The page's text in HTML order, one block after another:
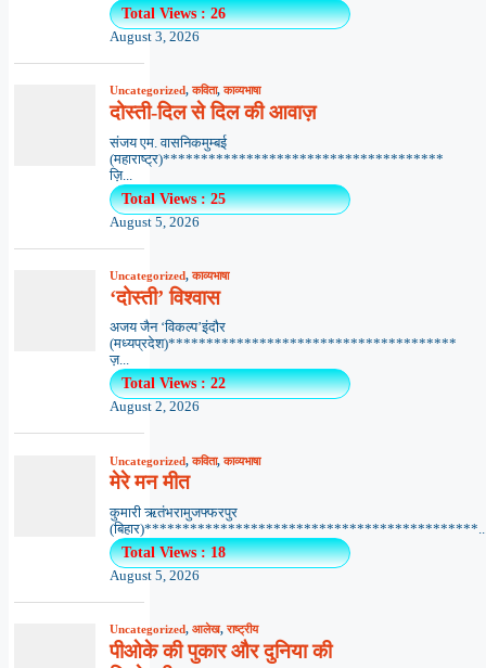
Total Views : 26
August 3, 2026
Uncategorized,कविता,काव्यभाषा
दोस्ती-दिल से दिल की आवाज़
संजय एम. वासनिकमुम्बई
(महाराष्ट्र)*************************************
ज़ि...
Total Views : 25
August 5, 2026
Uncategorized,काव्यभाषा
‘दोस्ती’ विश्वास
अजय जैन ‘विकल्प’इंदौर
(मध्यप्रदेश)**************************************
ज़...
Total Views : 22
August 2, 2026
Uncategorized,कविता,काव्यभाषा
मेरे मन मीत
कुमारी ऋतंभरामुजफ्फरपुर
Total Views : 18
August 5, 2026
Uncategorized, आलेख,राष्ट्रीय
पीओके की पुकार और दुनिया की